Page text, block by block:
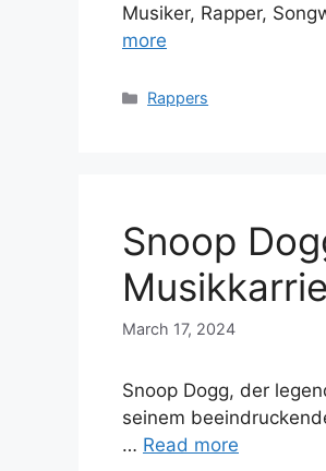
Musiker, Rapper,
more
Categories
Rappers
Snoop
March 17, 2024
Snoop Dogg, der
seinem
… Read more